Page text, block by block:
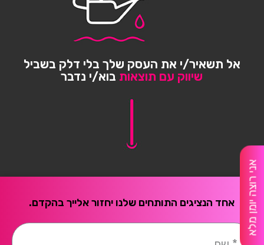
אני רוצה יומן מלא
אל תשאיר/י את העסק שלך בלי דלק בשביל
שיווק עם תוצאות בוא/י נדבר
אחד הנציגים התותחים שלנו יחזור אלייך בהקדם.